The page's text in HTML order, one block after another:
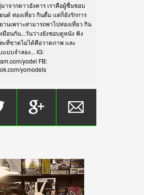
มาจากดาวอังคาร เราคือผู้ชื่นชอบ
ยนต์ ท่องเที่ยว กินดื่ม แต่ก็ยังรักการ
านเพราะสามารถพาไปท่องเที่ยว กิน
มือนกัน...วันว่างยังชอบดูหนัง ฟัง
ะที่ขาดไม่ได้คือวาดภาพ และ
แบบจำลอง... IG:
yodel FB:
yomodels